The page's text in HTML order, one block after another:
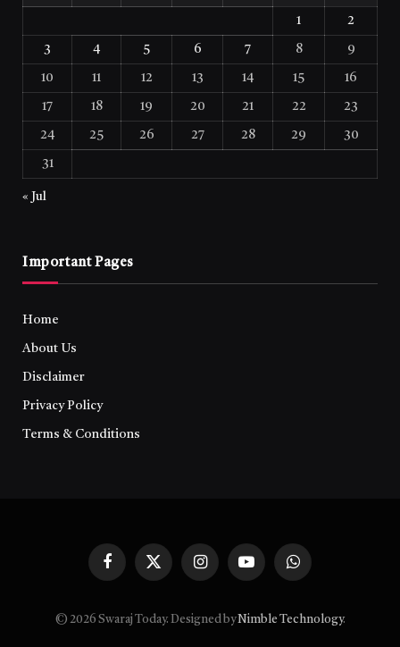
1 2
3 4 5 6 7 8 9
10 11 12 13 14 15 16
17 18 19 20 21 22 23
24 25 26 27 28 29 30
31
« Jul
Important Pages
Home
About Us
Disclaimer
Privacy Policy
Terms & Conditions
FacebookX
InstagramYouTubeWhatsApp
© 2026 Swaraj Today. Designed byNimble Technology.